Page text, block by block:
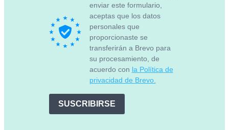
enviar este formulario,
aceptas que los datos
personales que
proporcionaste se
transferirán a Brevo para
su procesamiento, de
acuerdo con la Política de
privacidad de Brevo.
SUSCRIBIRSE